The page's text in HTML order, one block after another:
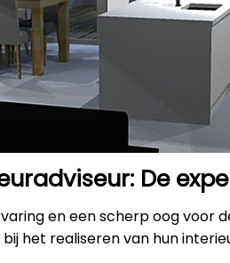
De
en een scherp oog voor
het realiseren van hun